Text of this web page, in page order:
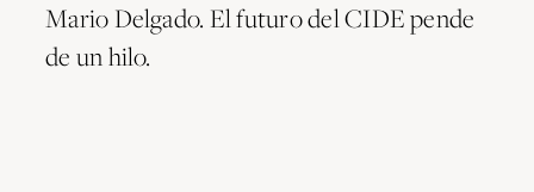
Mario Delgado. El futuro del CIDE pende
de un hilo.